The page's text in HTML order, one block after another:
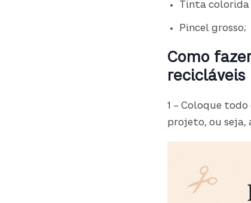
Tinta colorida
Pincel grosso;
Como
recicláveis
1 – Coloque
projeto, ou seja,